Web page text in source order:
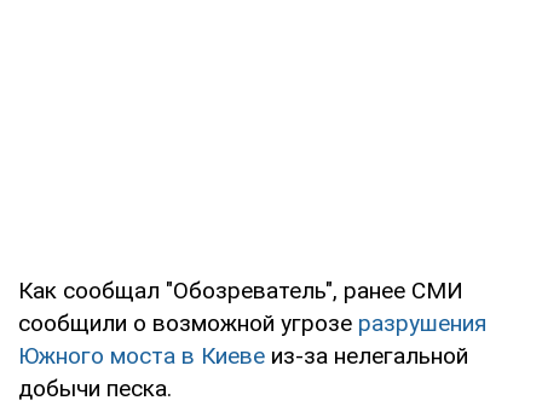
Как сообщал "Обозреватель", ранее СМИ
сообщили о возможной угрозе разрушения
Южного моста в Киеве из-за нелегальной
добычи песка.